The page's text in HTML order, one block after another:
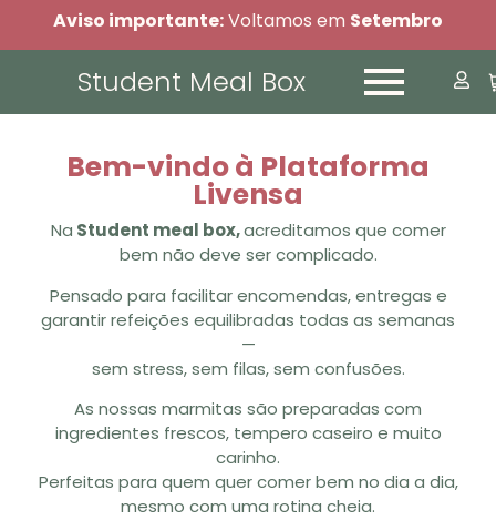
Aviso importante:Voltamos em Setembro
Student Meal Box
Bem-vindo à Plataforma
Livensa
Na Student meal box,acreditamos que comer
bem não deve ser complicado.
Pensado para facilitar encomendas, entregas e
garantir refeições equilibradas todas as semanas
—
sem stress, sem filas, sem confusões.
As nossas marmitas são preparadas com
ingredientes frescos, tempero caseiro e muito
carinho.
Perfeitas para quem quer comer bem no dia a dia,
mesmo com uma rotina cheia.